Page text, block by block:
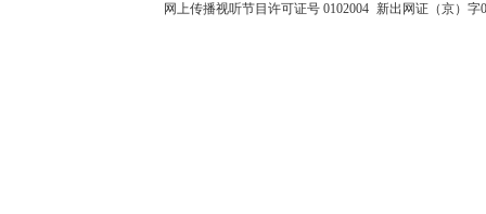
网上传播视听节目许可证号 0102004 新出网证（京）